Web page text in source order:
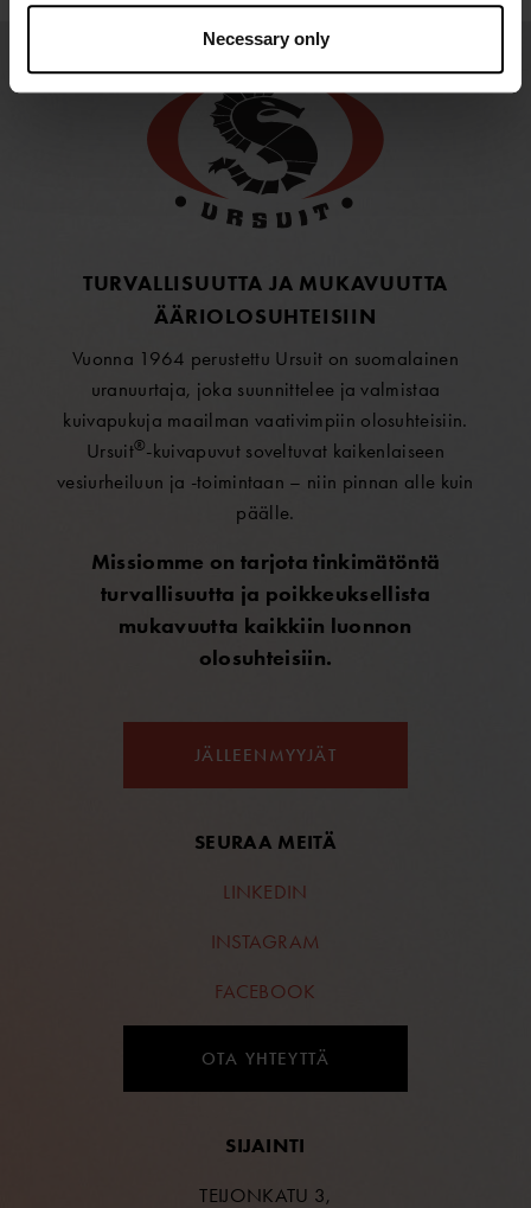
Necessary only
JÄLLEENMYYJÄT
SEURAA MEITÄ
LINKEDIN
INSTAGRAM
FACEBOOK
TURVALLISUUTTA JA MUKAVUUTTA
ÄÄRIOLOSUHTEISIIN
Vuonna 1964 perustettu Ursuit on suomalainen
uranuurtaja, joka suunnittelee ja valmistaa
kuivapukuja maailman vaativimpiin olosuhteisiin.
Ursuit®-kuivapuvut soveltuvat kaikenlaiseen
vesiurheiluun ja -toimintaan – niin pinnan alle kuin
päälle.
Missiomme on tarjota tinkimätöntä
turvallisuutta ja poikkeuksellista
mukavuutta kaikkiin luonnon
olosuhteisiin.
OTA YHTEYTTÄ
SIJAINTI
TEIJONKATU 3,